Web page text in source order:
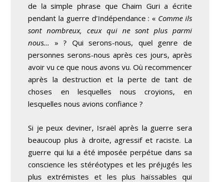
de la simple phrase que Chaim Guri a écrite
pendant la guerre d’Indépendance : « Comme ils
sont nombreux, ceux qui ne sont plus parmi
nous… » ? Qui serons-nous, quel genre de
personnes serons-nous après ces jours, après
avoir vu ce que nous avons vu. Où recommencer
après la destruction et la perte de tant de
choses en lesquelles nous croyions, en
lesquelles nous avions confiance ?
Si je peux deviner, Israël après la guerre sera
beaucoup plus à droite, agressif et raciste. La
guerre qui lui a été imposée perpétue dans sa
conscience les stéréotypes et les préjugés les
plus extrémistes et les plus haïssables qui